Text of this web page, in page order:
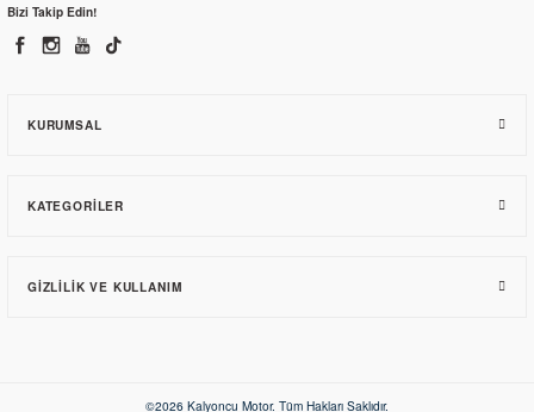
Honda
Honda CRF 250 Rally Orjinal Arka Fren Balatası
1.320,30 TL
Bizi Takip Edin!
KURUMSAL
KATEGORILER
GIZLILIK VE KULLANIM
©2026 Kalyoncu Motor. Tüm Hakları Saklıdır.